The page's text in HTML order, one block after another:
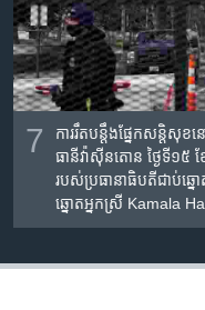
7
ការរឹតបន្តឹងផ្នែកសន្តិសុខ
ធានីវ៉ាស៊ីនតោន ថ្ងៃទី១៥
របស់ប្រធានាធិបតីជាប់ឆ្
ឆ្នោតអ្នកស្រី Kamala